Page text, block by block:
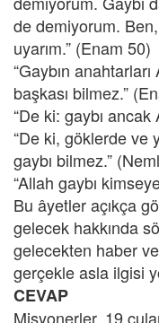
de demiyorum.
uyarım.” (Enam 50)
“Gaybın anahtarları
başkası bilmez.”
“De ki: gaybı
“De ki, göklerde ve
gaybı bilmez.”
“Allah gaybı
Bu âyetler açıkça
gelecek hakkında
gelecekten haber
gerçekle asla ilgisi
CEVAP
Misyonerler, 19